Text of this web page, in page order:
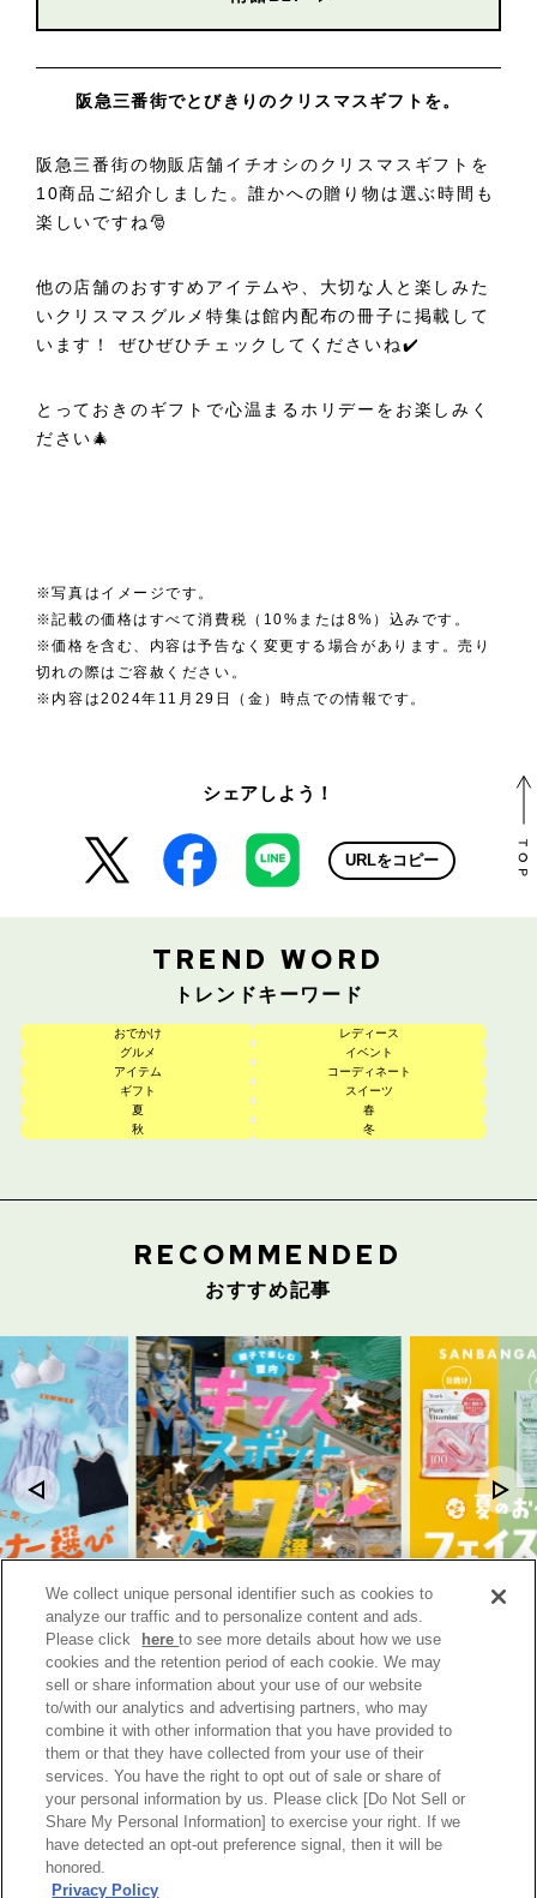
阪急三番街でとびきりのクリスマスギフトを。
阪急三番街の物販店舗イチオシのクリスマスギフトを
10商品ご紹介しました。誰かへの贈り物は選ぶ時間も
楽しいですね🎅
他の店舗のおすすめアイテムや、大切な人と楽しみた
いクリスマスグルメ特集は館内配布の冊子に掲載して
います！ ぜひぜひチェックしてくださいね✔️
とっておきのギフトで心温まるホリデーをお楽しみく
ださい🎄
※写真はイメージです。
※記載の価格はすべて消費税（10%または8%）込みです。
※価格を含む、内容は予告なく変更する場合があります。売り
切れの際はご容赦ください。
※内容は2024年11月29日（金）時点での情報です。
シェアしよう！
URLをコピー
TREND WORD
トレンドキーワード
おでかけ
レディース
グルメ
イベント
アイテム
コーディネート
ギフト
スイーツ
夏
春
秋
冬
RECOMMENDED
おすすめ記事
ナーにあり！
に合う一枚の選
【大阪・梅田】暑い日も雨の日も！阪
急三番街で親子で楽しめる屋内キッズ
スポット７選
2026年8月7日
ライフスタイル
日焼け・毛穴・
た、夏のお悩み
2026年7月17日
ビューティー, ライフ
イロドリ三番街
ファッション ビューティー ライフスタイル
We collect unique personal identifier such as cookies to
analyze our traffic and to personalize content and ads.
Please click
hereto see more details about how we use
cookies and the retention period of each cookie. We may
sell or share information about your use of our website
to/with our analytics and advertising partners, who may
combine it with other information that you have provided to
them or that they have collected from your use of their
services. You have the right to opt out of sale or share of
your personal information by us. Please click [Do Not Sell or
Share My Personal Information] to exercise your right. If we
have detected an opt-out preference signal, then it will be
honored.
Privacy Policy